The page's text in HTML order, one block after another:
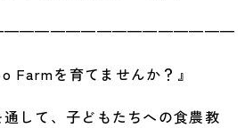
Farmを育てませんか？』
して、子どもたちへの食農教